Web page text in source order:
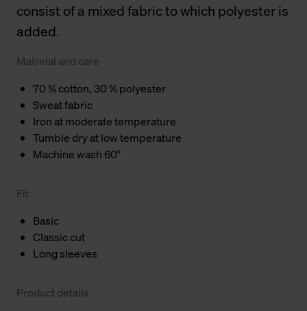
consist of a mixed fabric to which polyester is
added.
Matreial and care
70 % cotton, 30 % polyester
Sweat fabric
Iron at moderate temperature
Tumble dry at low temperature
Machine wash 60°
Fit
Basic
Classic cut
Long sleeves
Product details